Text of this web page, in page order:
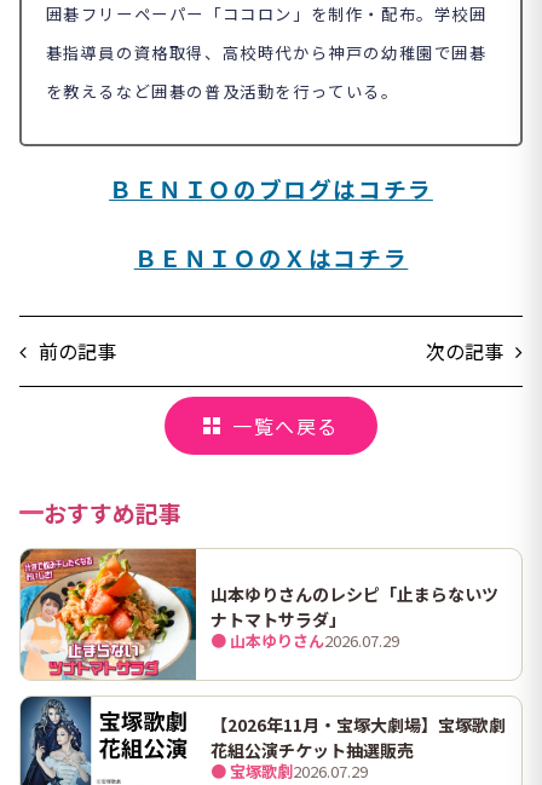
囲碁フリーペーパー「ココロン」を制作・配布。学校囲
碁指導員の資格取得、高校時代から神戸の幼稚園で囲碁
を教えるなど囲碁の普及活動を行っている。
ＢＥＮＩＯのブログはコチラ
ＢＥＮＩＯのＸはコチラ
前の記事 次の記事
一覧へ戻る
おすすめ記事
山本ゆりさんのレシピ「止まらないツ
ナトマトサラダ」
● 山本ゆりさん2026.07.29
【2026年11月・宝塚大劇場】宝塚歌劇
花組公演チケット抽選販売
● 宝塚歌劇2026.07.29